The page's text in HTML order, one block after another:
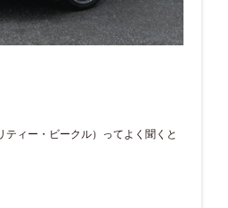
ティー・ビークル）ってよく聞くと